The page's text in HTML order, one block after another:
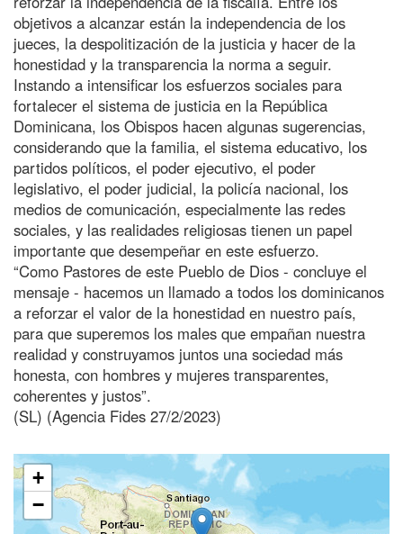
objetivos a alcanzar están la independencia de los
jueces, la despolitización de la justicia y hacer de la
honestidad y la transparencia la norma a seguir.
Instando a intensificar los esfuerzos sociales para
fortalecer el sistema de justicia en la República
Dominicana, los Obispos hacen algunas sugerencias,
considerando que la familia, el sistema educativo, los
partidos políticos, el poder ejecutivo, el poder
legislativo, el poder judicial, la policía nacional, los
medios de comunicación, especialmente las redes
sociales, y las realidades religiosas tienen un papel
importante que desempeñar en este esfuerzo.
“Como Pastores de este Pueblo de Dios - concluye el
mensaje - hacemos un llamado a todos los dominicanos
a reforzar el valor de la honestidad en nuestro país,
para que superemos los males que empañan nuestra
realidad y construyamos juntos una sociedad más
honesta, con hombres y mujeres transparentes,
coherentes y justos”.
(SL) (Agencia Fides 27/2/2023)
+
−